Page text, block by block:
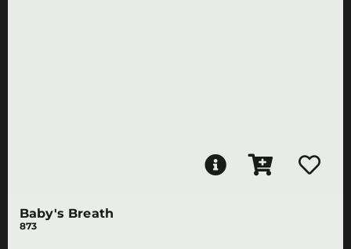
Baby's Breath
873